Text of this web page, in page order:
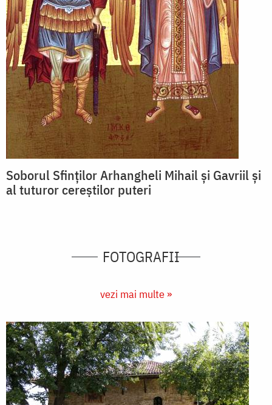
Soborul Sfinților Arhangheli Mihail și Gavriil și
al tuturor cereștilor puteri
FOTOGRAFII
vezi mai multe »